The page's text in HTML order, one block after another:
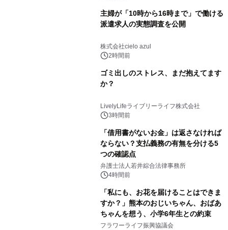
主婦が「10時から16時まで」で働ける
派遣求人の実態調査を公開
株式会社cielo azul
2時間前
ゴミ出しのストレス、まだ抱えてます
か？
LivelyLifeライブリーライフ株式会社
3時間前
「借用書がないお金」は返さなければ
ならない？支払義務の有無を分ける5
つの確認点
弁護士法人若井綜合法律事務所
4時間前
「私にも、お花を届けることはできま
すか？」熊本のおじいちゃん、おばあ
ちゃんを想う、小学6年生との約束
フラワーライフ振興協議会